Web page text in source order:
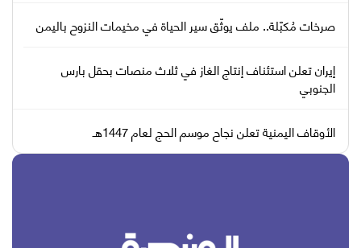
صرخات مُكبّلة.. ملف يوثّق سير الحياة في مخيمات النزوح باليمن
إيران تعلن استئناف إنتاج الغاز في ثلاث منصات بحقل بارس
الجنوبي
الأوقاف اليمنية تعلن نجاح موسم الحج لعام 1447هـ